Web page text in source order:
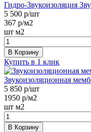
Гидро-Звукоизоляция
5 500 р/шт
367 р/м2
шт м2
В Корзину
Купить в 1 клик
Звукоизоляционная
5 850 р/шт
1950 р/м2
шт м2
В Корзину